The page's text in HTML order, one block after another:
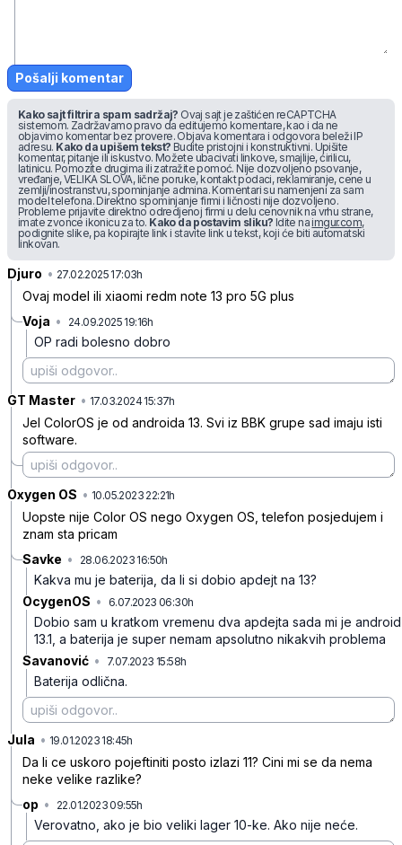
Pošalji komentar
Kako sajt filtrira spam sadržaj? Ovaj sajt je zaštićen reCAPTCHA
sistemom. Zadržavamo pravo da editujemo komentare, kao i da ne
objavimo komentar bez provere. Objava komentara i odgovora beleži IP
adresu. Kako da upišem tekst? Budite pristojni i konstruktivni. Upišite
komentar, pitanje ili iskustvo. Možete ubacivati linkove, smajlije, ćirilicu,
latinicu. Pomozite drugima ili zatražite pomoć. Nije dozvoljeno psovanje,
vređanje, VELIKA SLOVA, lične poruke, kontakt podaci, reklamiranje, cene u
zemlji/inostranstvu, spominjanje admina. Komentari su namenjeni za sam
model telefona. Direktno spominjanje firmi i ličnosti nije dozvoljeno.
Probleme prijavite direktno odredjenoj firmi u delu cenovnik na vrhu strane,
imate zvonce ikonicu za to. Kako da postavim sliku? Idite na imgur.com,
podignite slike, pa kopirajte link i stavite link u tekst, koji će biti automatski
linkovan.
Djuro • 27.02.2025 17:03h
Ovaj model ili xiaomi redm note 13 pro 5G plus
Voja • 24.09.2025 19:16h
OP radi bolesno dobro
GT Master • 17.03.2024 15:37h
Jel ColorOS je od androida 13. Svi iz BBK grupe sad imaju isti
software.
Oxygen OS • 10.05.2023 22:21h
Uopste nije Color OS nego Oxygen OS, telefon posjedujem i
znam sta pricam
Savke • 28.06.2023 16:50h
Kakva mu je baterija, da li si dobio apdejt na 13?
OcygenOS • 6.07.2023 06:30h
Dobio sam u kratkom vremenu dva apdejta sada mi je android
13.1, a baterija je super nemam apsolutno nikakvih problema
Savanović • 7.07.2023 15:58h
Baterija odlična.
Jula • 19.01.2023 18:45h
Da li ce uskoro pojeftiniti posto izlazi 11? Cini mi se da nema
neke velike razlike?
op • 22.01.2023 09:55h
Verovatno, ako je bio veliki lager 10-ke. Ako nije neće.